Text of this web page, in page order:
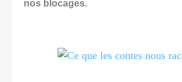
nos blocages.